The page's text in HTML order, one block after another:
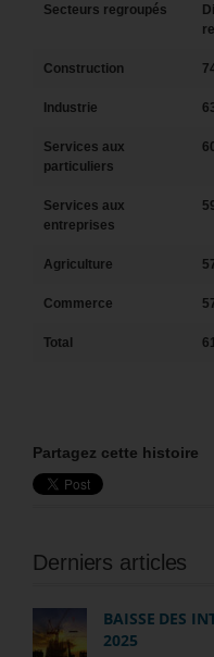
Secteurs regroupés
Construction
Industrie
Services aux
particuliers
Services aux
entreprises
Agriculture
Commerce
Total
Partagez cette histoire
Derniers articles
BAISSE DES
2025